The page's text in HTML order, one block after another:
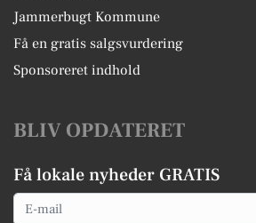
Jammerbugt Kommune
Få en gratis salgsvurdering
Sponsoreret indhold
BLIV OPDATERET
Få lokale nyheder GRATIS
Email